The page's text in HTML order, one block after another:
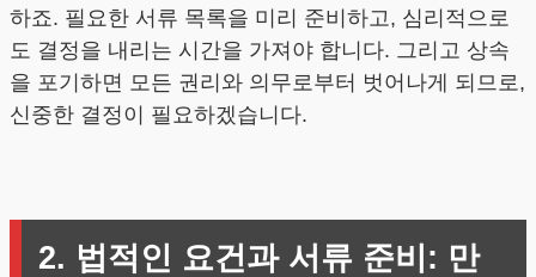
하죠. 필요한 서류 목록을 미리 준비하고, 심리적으로
도 결정을 내리는 시간을 가져야 합니다. 그리고 상속
을 포기하면 모든 권리와 의무로부터 벗어나게 되므로,
신중한 결정이 필요하겠습니다.
2. 법적인 요건과 서류 준비: 만